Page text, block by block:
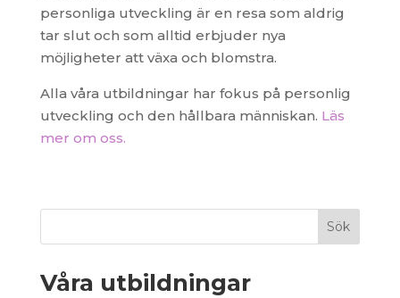
personliga utveckling är en resa som aldrig
tar slut och som alltid erbjuder nya
möjligheter att växa och blomstra.
Alla våra utbildningar har fokus på personlig
utveckling och den hållbara människan. Läs
mer om oss.
Sök
Våra utbildningar